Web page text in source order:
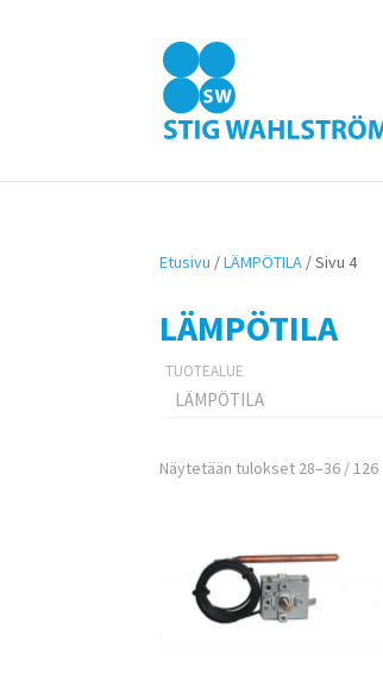
Etusivu /LÄMPÖTILA / Sivu 4
LÄMPÖTILA
LÄMPÖTILA
Näytetään tulokset 28–36 / 126